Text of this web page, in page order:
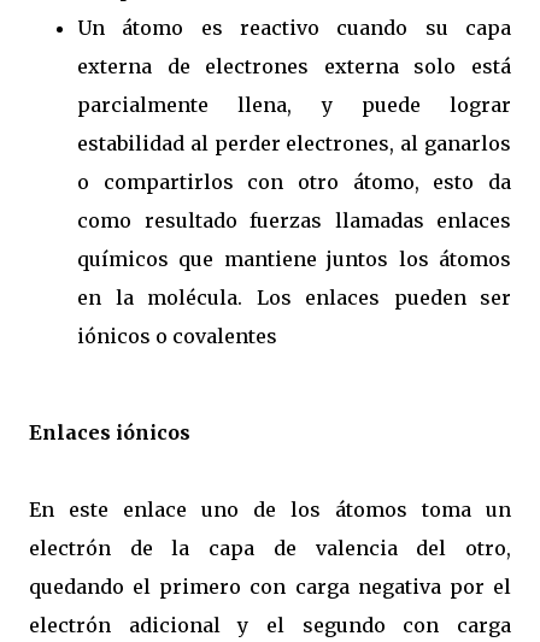
Un átomo es reactivo cuando su capa
externa de electrones externa solo está
parcialmente llena, y puede lograr
estabilidad al perder electrones, al ganarlos
o compartirlos con otro átomo, esto da
como resultado fuerzas llamadas enlaces
químicos que mantiene juntos los átomos
en la molécula. Los enlaces pueden ser
iónicos o covalentes
Enlaces iónicos
En este enlace uno de los átomos toma un
electrón de la capa de valencia del otro,
quedando el primero con carga negativa por el
electrón adicional y el segundo con carga